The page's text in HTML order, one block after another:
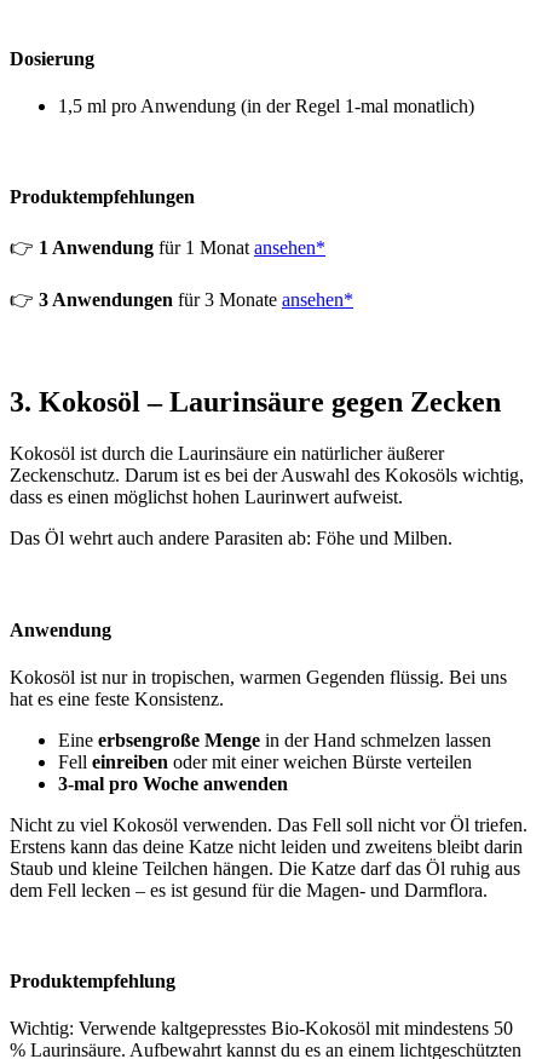
Dosierung
1,5 ml pro Anwendung (in der Regel 1-mal monatlich)
Produktempfehlungen
👉 1 Anwendung für 1 Monatansehen*
👉 3 Anwendungen für 3 Monate ansehen*
3. Kokosöl – Laurinsäure gegen Zecken
Kokosöl ist durch die Laurinsäure ein natürlicher äußerer
Zeckenschutz. Darum ist es bei der Auswahl des Kokosöls wichtig,
dass es einen möglichst hohen Laurinwert aufweist.
Das Öl wehrt auch andere Parasiten ab: Föhe und Milben.
Anwendung
Kokosöl ist nur in tropischen, warmen Gegenden flüssig. Bei uns
hat es eine feste Konsistenz.
Eine erbsengroße Menge in der Hand schmelzen lassen
Fell einreiben oder mit einer weichen Bürste verteilen
3-mal pro Woche anwenden
Nicht zu viel Kokosöl verwenden. Das Fell soll nicht vor Öl triefen.
Erstens kann das deine Katze nicht leiden und zweitens bleibt darin
Staub und kleine Teilchen hängen. Die Katze darf das Öl ruhig aus
dem Fell lecken – es ist gesund für die Magen- und Darmflora.
Produktempfehlung
Wichtig: Verwende kaltgepresstes Bio-Kokosöl mit mindestens 50
% Laurinsäure. Aufbewahrt kannst du es an einem lichtgeschützten